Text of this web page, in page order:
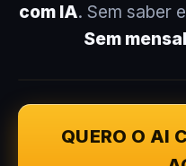
com IA. Sem saber
Sem
QUERO O AI